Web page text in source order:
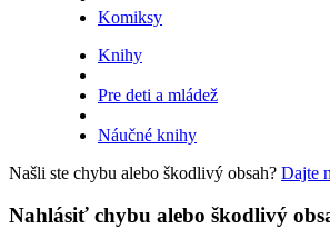
Komiksy
Knihy
Pre deti a mládež
Náučné knihy
Našli ste chybu alebo škodlivý obsah? Dajte
Nahlásiť chybu alebo škodlivý